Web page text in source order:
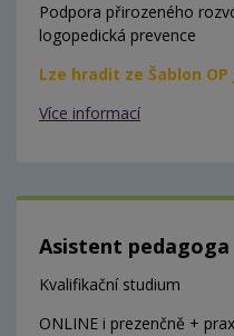
Podpora přirozeného
logopedická prevence
Lze hradit ze Šablon OP
Více informací
Asistent pedagoga
Kvalifikační studium
ONLINE i prezenčně +